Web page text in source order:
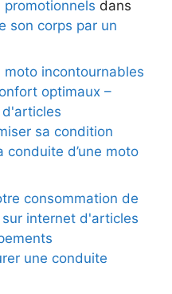
dans
son corps par un
incontournables
optimaux –
sa condition
conduite d’une moto
consommation de
internet d'articles
une conduite